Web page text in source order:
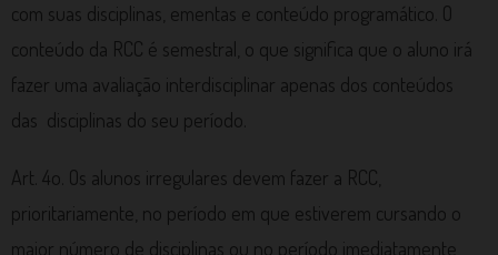
com suas disciplinas, ementas e conteúdo programático. O
conteúdo da RCC é semestral, o que significa que o aluno irá
fazer uma avaliação interdisciplinar apenas dos conteúdos
das disciplinas do seu período.
Art. 4o. Os alunos irregulares devem fazer a RCC,
prioritariamente, no período em que estiverem cursando o
maior número de disciplinas ou no período imediatamente